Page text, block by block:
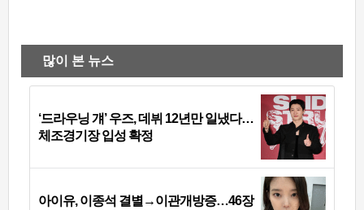
많이 본 뉴스
‘드라우닝 걔’ 우즈, 데뷔 12년만 일냈다…
체조경기장 입성 확정
아이유, 이종석 결별→이관개방증…46장